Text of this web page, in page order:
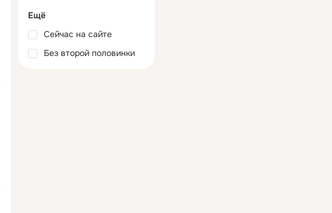
Ещё
Сейчас на сайте
Без второй половинки